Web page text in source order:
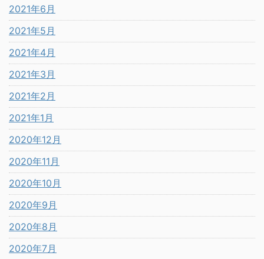
2021年6月
2021年5月
2021年4月
2021年3月
2021年2月
2021年1月
2020年12月
2020年11月
2020年10月
2020年9月
2020年8月
2020年7月